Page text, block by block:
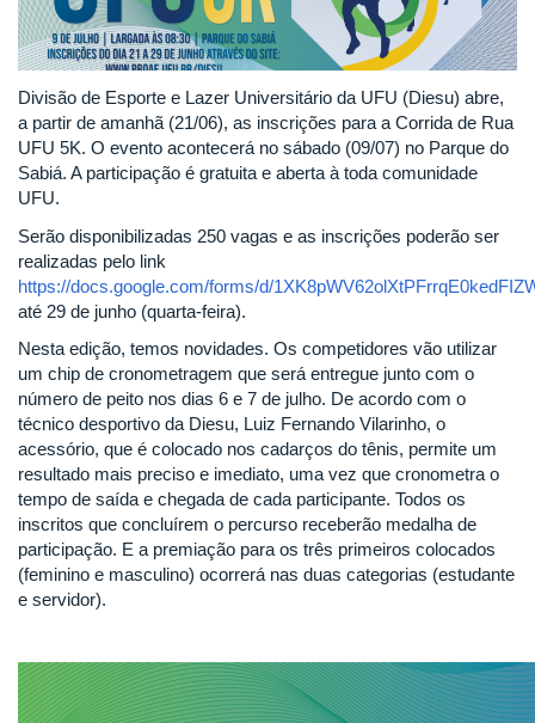
Divisão de Esporte e Lazer Universitário da UFU (Diesu) abre,
a partir de amanhã (21/06), as inscrições para a Corrida de Rua
UFU 5K. O evento acontecerá no sábado (09/07) no Parque do
Sabiá. A participação é gratuita e aberta à toda comunidade
UFU.
Serão disponibilizadas 250 vagas e as inscrições poderão ser
realizadas pelo link
https://docs.google.com/forms/d/
até 29 de junho (quarta-feira).
Nesta edição, temos novidades. Os competidores vão utilizar
um chip de cronometragem que será entregue junto com o
número de peito nos dias 6 e 7 de julho. De acordo com o
técnico desportivo da Diesu, Luiz Fernando Vilarinho, o
acessório, que é colocado nos cadarços do tênis, permite um
resultado mais preciso e imediato, uma vez que cronometra o
tempo de saída e chegada de cada participante. Todos os
inscritos que concluírem o percurso receberão medalha de
participação. E a premiação para os três primeiros colocados
(feminino e masculino) ocorrerá nas duas categorias (estudante
e servidor).